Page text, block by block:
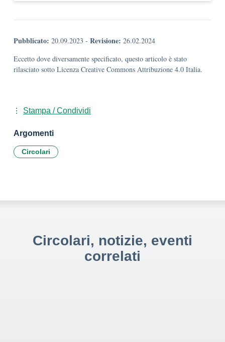
Pubblicato: 20.09.2023 - Revisione: 26.02.2024
Eccetto dove diversamente specificato, questo articolo è stato
rilasciato sotto Licenza Creative Commons Attribuzione 4.0 Italia.
Stampa / Condividi
Argomenti
Circolari
Circolari, notizie, eventi
correlati